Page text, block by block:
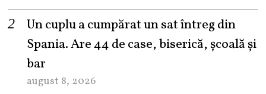
Un cuplu a cumpărat un sat întreg din
Spania. Are 44 de case, biserică, școală și
bar
august 8, 2026